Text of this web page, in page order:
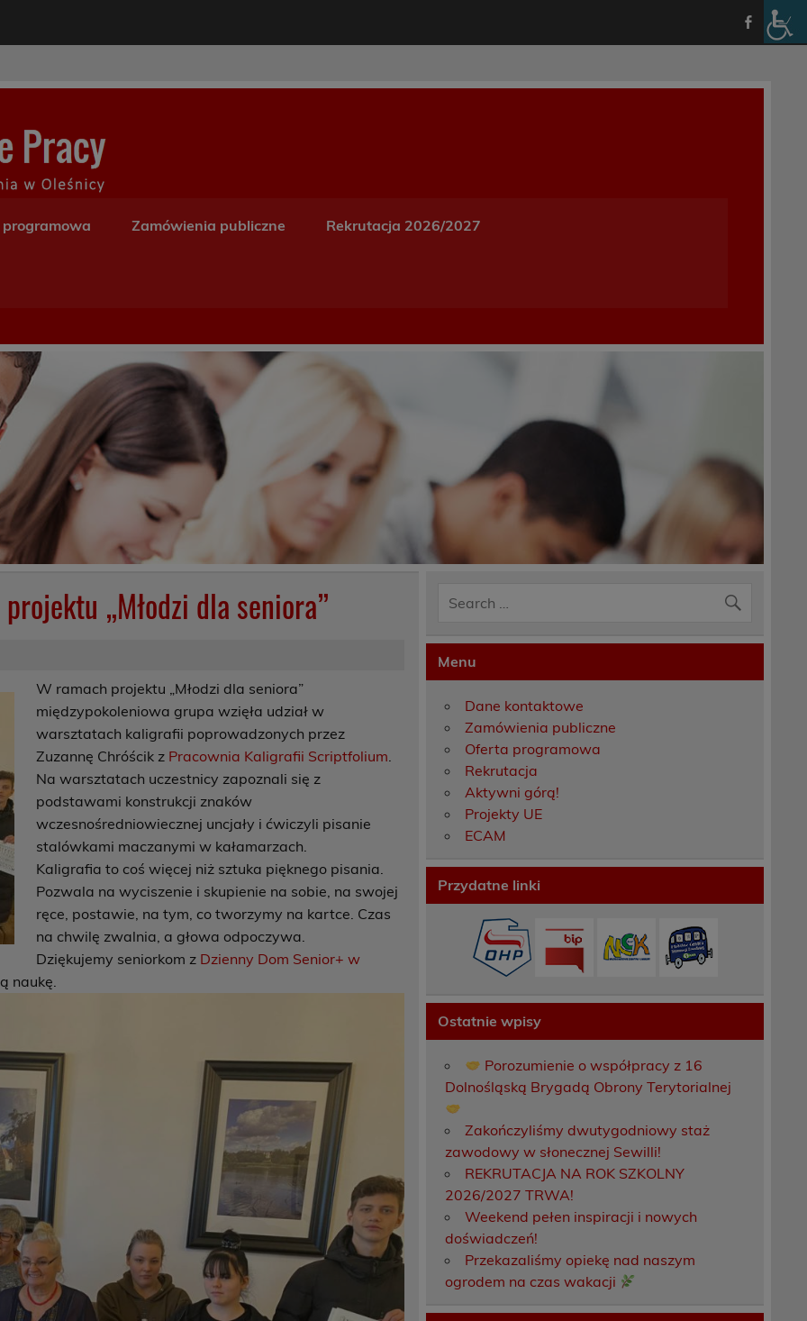
Zamówienia publiczne Rekrutacja 2026/2027
„Młodzi dla seniora”
W ramach projektu „Młodzi dla seniora”
międzypokoleniowa grupa wzięła udział w
warsztatach kaligrafii poprowadzonych przez
Zuzannę Chróścik z Pracownia Kaligrafii Scriptfolium
Na warsztatach uczestnicy zapoznali się z
podstawami konstrukcji znaków
wczesnośredniowiecznej uncjały i ćwiczyli pisanie
stalówkami maczanymi w kałamarzach.
Kaligrafia to coś więcej niż sztuka pięknego pisania.
Pozwala na wyciszenie i skupienie na sobie, na swojej
ręce, postawie, na tym, co tworzymy na kartce. Czas
na chwilę zwalnia, a głowa odpoczywa.
Dziękujemy seniorkom z Dzienny Dom Senior+ w
naukę.
Menu
Dane kontaktowe
Zamówienia publiczne
Oferta programowa
Rekrutacja
Aktywni górą!
Projekty UE
ECAM
Przydatne linki
Ostatnie wpisy
Porozumienie o współpracy z 16
Dolnośląską Brygadą Obrony Terytorialnej
Zakończyliśmy dwutygodniowy staż
zawodowy w słonecznej Sewilli!
REKRUTACJA NA ROK SZKOLNY
2026/2027 TRWA!
Weekend pełen inspiracji i nowych
doświadczeń!
Przekazaliśmy opiekę nad naszym
ogrodem na czas wakacji